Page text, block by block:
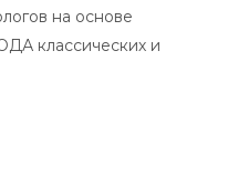
на основе
классических и